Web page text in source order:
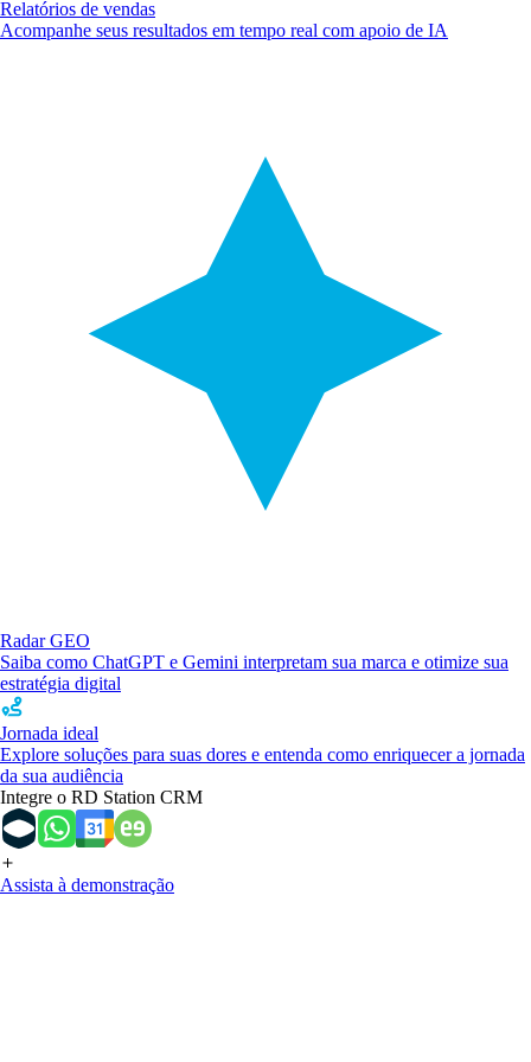
Relatórios de vendas
Acompanhe seus resultados em tempo real com apoio de IA
Radar GEO
Saiba como ChatGPT e Gemini interpretam sua marca e otimize sua
estratégia digital
Jornada ideal
Explore soluções para suas dores e entenda como enriquecer a jornada
da sua audiência
Integre o RD Station CRM
Assista à demonstração